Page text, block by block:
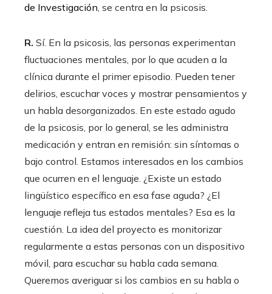
de Investigación , se centra en la psicosis.
R. Sí. En la psicosis, las personas experimentan
fluctuaciones mentales, por lo que acuden a la
clínica durante el primer episodio. Pueden tener
delirios, escuchar voces y mostrar pensamientos y
un habla desorganizados. En este estado agudo
de la psicosis, por lo general, se les administra
medicación y entran en remisión: sin síntomas o
bajo control. Estamos interesados en los cambios
que ocurren en el lenguaje. ¿Existe un estado
lingüístico específico en esa fase aguda? ¿El
lenguaje refleja tus estados mentales? Esa es la
cuestión. La idea del proyecto es monitorizar
regularmente a estas personas con un dispositivo
móvil, para escuchar su habla cada semana.
Queremos averiguar si los cambios en su habla o